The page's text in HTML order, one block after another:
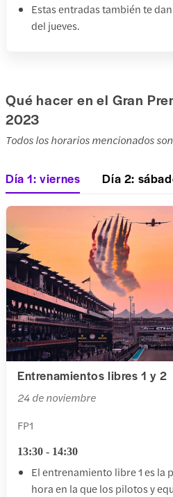
Estas entradas también te
del jueves.
Qué hacer en el Gran
2023
Todos los horarios mencionados
Día 1: viernes Día 2:
Entrenamientos libres 1 y 2
24 de noviembre
FP1
13:30 - 14:30
El entrenamiento libre 1 es la
hora en la que los pilotos y